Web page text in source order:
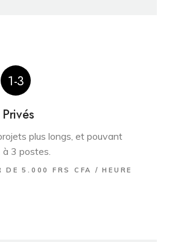
1-3
plus longs, et pouvant
à 3 postes.
DE 5.000 FRS CFA / HEURE